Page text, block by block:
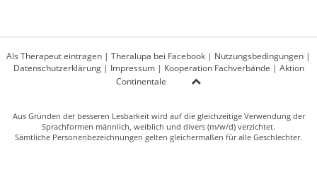
Als Therapeut eintragen | Theralupa bei Facebook | Nutzungsbedingungen |
Datenschutzerklärung| Impressum| Kooperation Fachverbände | Aktion
Continentale
Aus Gründen der besseren Lesbarkeit wird auf die gleichzeitige Verwendung der
Sprachformen männlich, weiblich und divers (m/w/d) verzichtet.
Sämtliche Personenbezeichnungen gelten gleichermaßen für alle Geschlechter.